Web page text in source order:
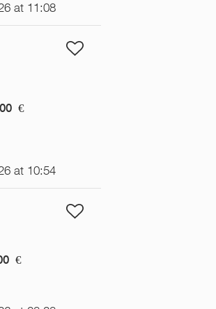
at 11:08
€
at 10:54
€